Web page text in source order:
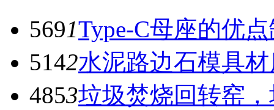
5691Type-C母座的优
5142水泥路边石模具
4853垃圾焚烧回转窑